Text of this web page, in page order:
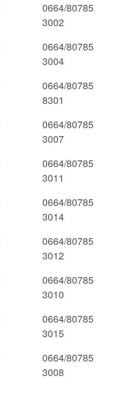
0664/80785
3002
0664/80785
3004
0664/80785
8301
0664/80785
3007
0664/80785
3011
0664/80785
3014
0664/80785
3012
0664/80785
3010
0664/80785
3015
0664/80785
3008